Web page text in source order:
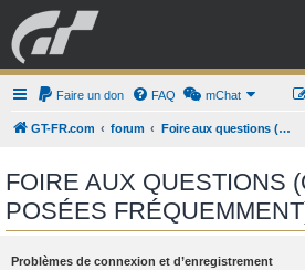
GRAN TURISMO
ESPORT BOUTIQUE
Faire un don FAQ mChat
GT-FR.com forum Foire aux questions (Questions posées fréquemment)
FOIRE AUX QUESTIONS
POSÉES
Problèmes de connexion et d’enregistrement